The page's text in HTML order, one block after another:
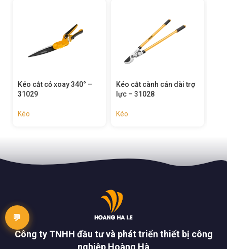
Kéo cắt cành cán dài trợ
lực – 31028
Kéo
Kéo cắt tỉa hàng rào cán
rút – 31024
Kéo
Công ty TNHH đầu tư và phát triển thiết bị công
nghiệp Hoàng Hà